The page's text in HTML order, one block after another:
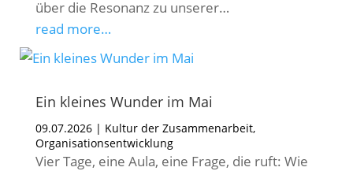
über die Resonanz zu unserer…
read more…
Ein kleines Wunder im Mai
09.07.2026| Kultur der Zusammenarbeit,
Organisationsentwicklung
Vier Tage, eine Aula, eine Frage, die ruft: Wie